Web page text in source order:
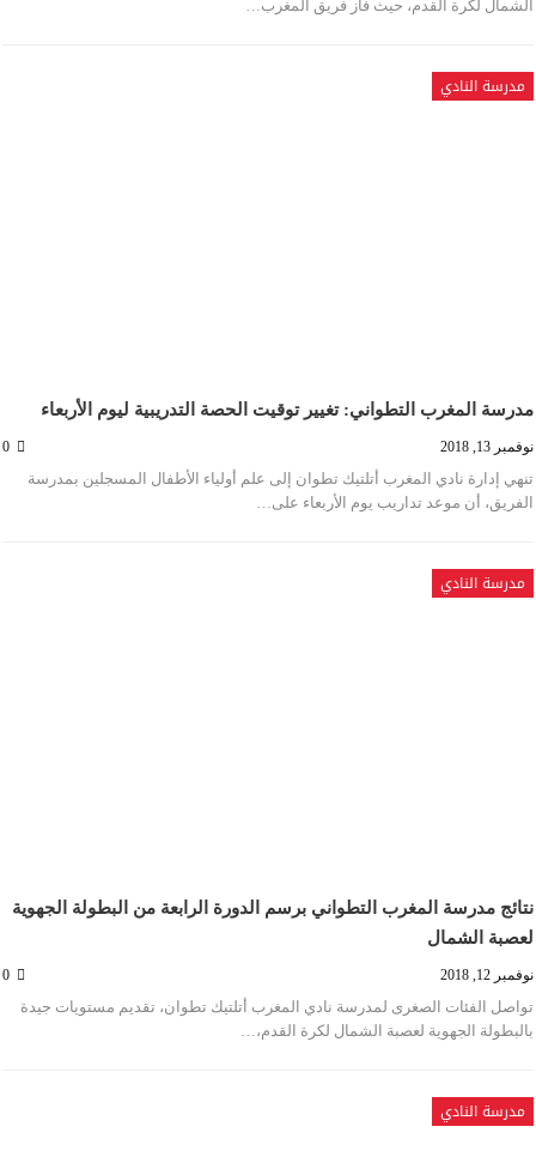
الشمال لكرة القدم، حيث فاز فريق المغرب…
مدرسة النادي
مدرسة المغرب التطواني: تغيير توقيت الحصة التدريبية ليوم الأربعاء
نوفمبر 13, 2018
تنهي إدارة نادي المغرب أتلتيك تطوان إلى علم أولياء الأطفال المسجلين بمدرسة
الفريق، أن موعد تداريب يوم الأربعاء على…
مدرسة النادي
نتائج مدرسة المغرب التطواني برسم الدورة الرابعة من البطولة الجهوية
لعصبة الشمال
نوفمبر 12, 2018
تواصل الفئات الصغرى لمدرسة نادي المغرب أتلتيك تطوان، تقديم مستويات جيدة
بالبطولة الجهوية لعصبة الشمال لكرة القدم،…
مدرسة النادي